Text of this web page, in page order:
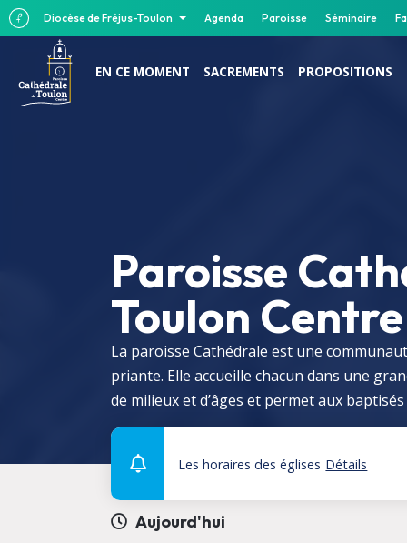
Diocèse de Fréjus-Toulon Agenda Paroisse Séminaire
EN CE MOMENT SACREMENTS PROPOSITIONS
Paroisse
Toulon Centre
La paroisse Cathédrale est une
priante. Elle accueille chacun dans une
de milieux et d’âges et permet aux
Les horaires des églises Détails
Aujourd'hui